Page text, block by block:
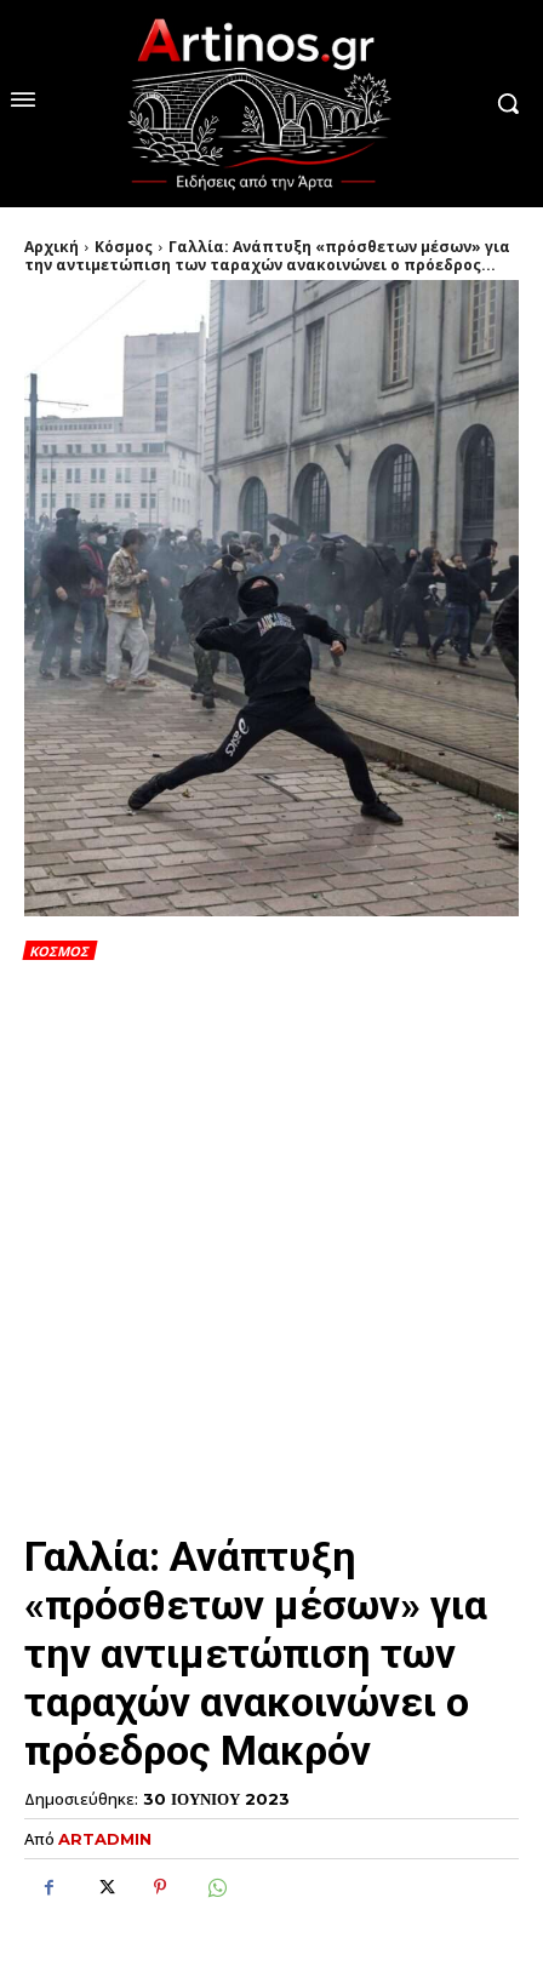
Αρχική Κόσμος
Γαλλία: Ανάπτυξη «πρόσθετων μέσων» για
την αντιμετώπιση των ταραχών ανακοινώνει ο πρόεδρος...
ΚΟΣΜΟΣ
Γαλλία: Ανάπτυξη
«πρόσθετων μέσων» για
την αντιμετώπιση των
ταραχών ανακοινώνει ο
πρόεδρος Μακρόν
Δημοσιεύθηκε: 30 ΙΟΥΝΙΟΥ 2023
Από ARTADMIN